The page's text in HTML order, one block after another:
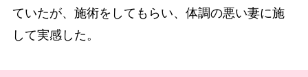
ていたが、施術をしてもらい、体調の悪い妻に施
して実感した。